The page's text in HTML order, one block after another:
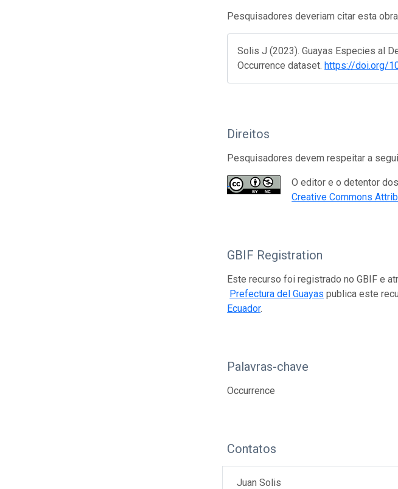
Pesquisadores deveriam citar esta
Solis J (2023). Guayas Especies al
Occurrence dataset.https://doi.org/
Direitos
Pesquisadores devem respeitar a
O editor e o detentor
Creative Commons
GBIF Registration
Este recurso foi registrado no GBIF e
Prefectura del Guayas publica este
Ecuador.
Palavras-chave
Occurrence
Contatos
Juan Solis